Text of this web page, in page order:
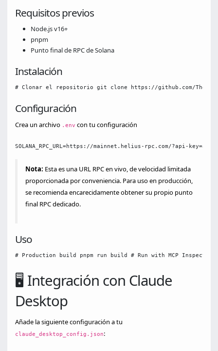
Requisitos previos
Node.js v16+
pnpm
Punto final de RPC de Solana
Instalación
# Clonar el repositorio git clone https://github.com/
Configuración
Crea un archivo .env con tu configuración
SOLANA_RPC_URL=https://mainnet.helius-rpc.com/?api-
Nota: Esta es una URL RPC en vivo, de velocidad limitada
proporcionada por conveniencia. Para uso en producción,
se recomienda encarecidamente obtener su propio punto
final RPC dedicado.
Uso
# Production build pnpm run build # Run with MCP
🖥️ Integración con Claude
Desktop
Añade la siguiente configuración a tu
claude_desktop_config.json: